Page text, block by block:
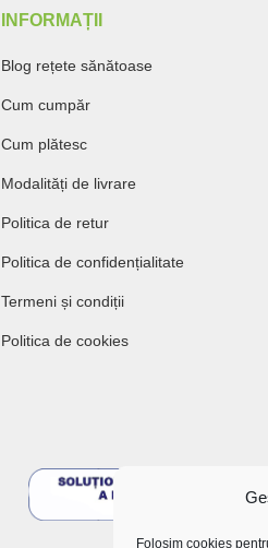
Folosim cookies
INFORMAȚII
Blog rețete sănătoase
Cum cumpăr
Cum plătesc
Modalități de livrare
Politica de retur
Politica de confidențialitate
Termeni și condiții
Politica de cookies